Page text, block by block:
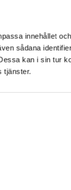
innehållet
sådana
kan i sin tur
tjänster.